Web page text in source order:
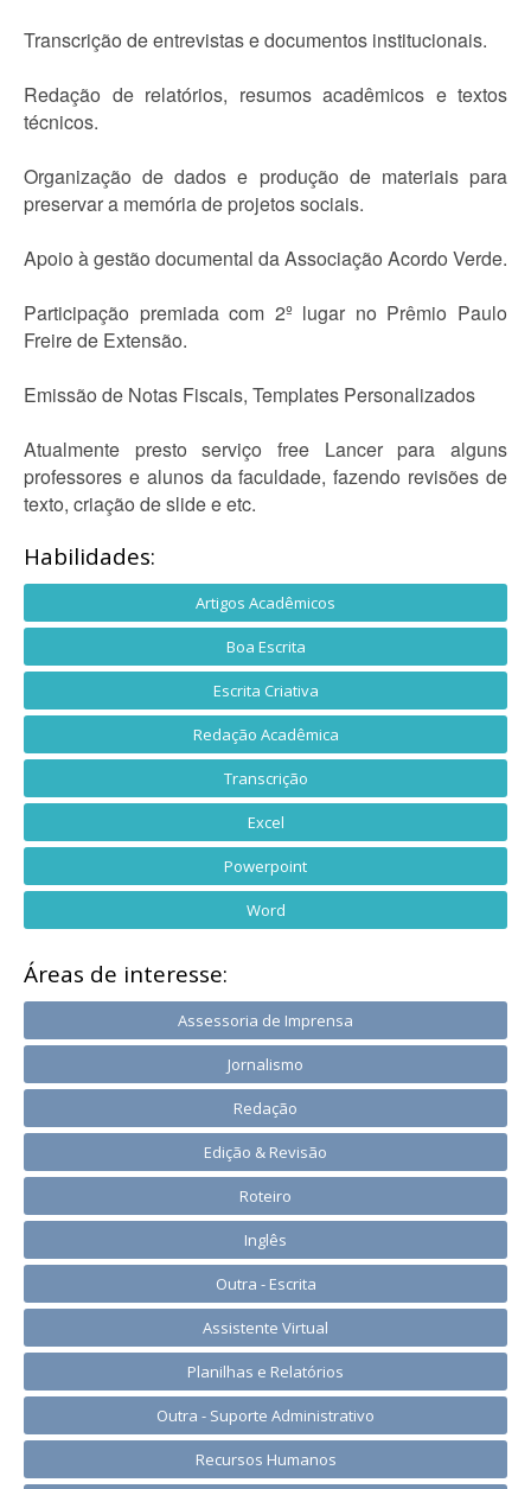
Transcrição de entrevistas e documentos institucionais.
Redação de relatórios, resumos acadêmicos e textos
técnicos.
Organização de dados e produção de materiais para
preservar a memória de projetos sociais.
Apoio à gestão documental da Associação Acordo Verde.
Participação premiada com 2º lugar no Prêmio Paulo
Freire de Extensão.
Emissão de Notas Fiscais, Templates Personalizados
Atualmente presto serviço free Lancer para alguns
professores e alunos da faculdade, fazendo revisões de
texto, criação de slide e etc.
Habilidades:
Artigos Acadêmicos
Boa Escrita
Escrita Criativa
Redação Acadêmica
Transcrição
Excel
Powerpoint
Word
Áreas de interesse:
Assessoria de Imprensa
Jornalismo
Redação
Edição & Revisão
Roteiro
Inglês
Outra - Escrita
Assistente Virtual
Planilhas e Relatórios
Outra - Suporte Administrativo
Recursos Humanos